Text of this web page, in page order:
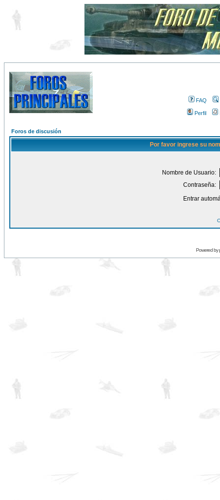
FAQ
Perfil
Foros de discusión
Por favor ingrese su
Nombre de Usuario:
Contraseña:
Entrar
Powered by